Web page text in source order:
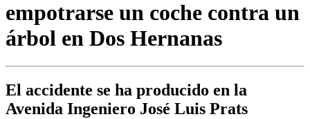
empotrarse un coche contra un
árbol en Dos Hernanas
El accidente se ha producido en la
Avenida Ingeniero José Luis Prats